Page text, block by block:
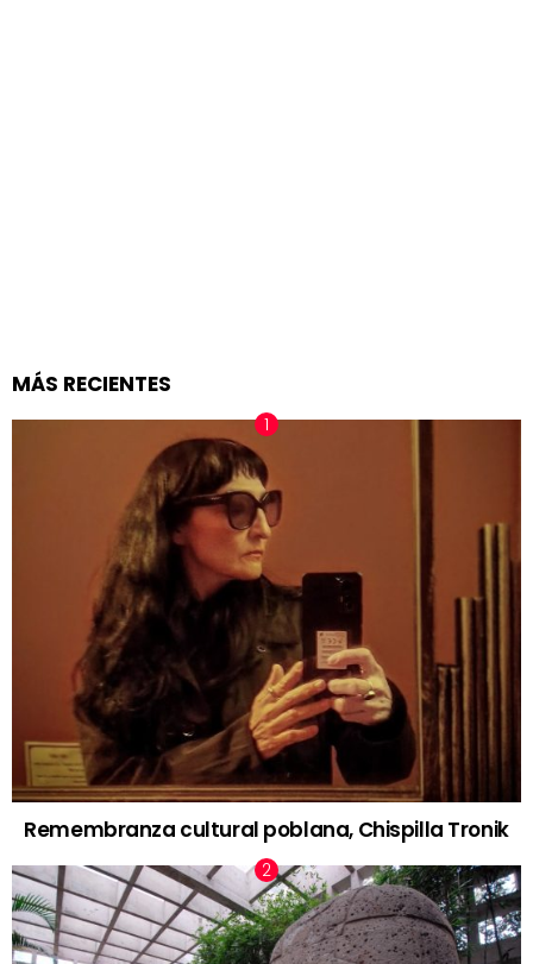
MÁS RECIENTES
Remembranza cultural poblana, Chispilla Tronik